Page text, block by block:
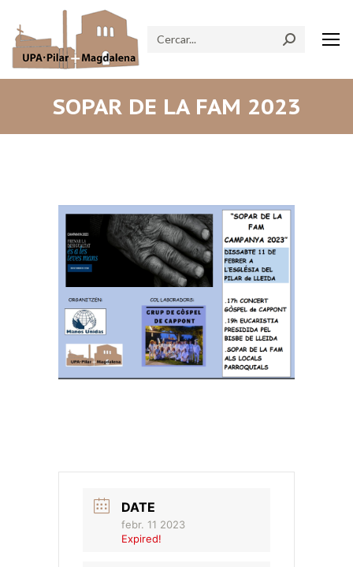
Search:
SOPAR DE LA FAM 2023
DATE
febr. 11 2023
Expired!